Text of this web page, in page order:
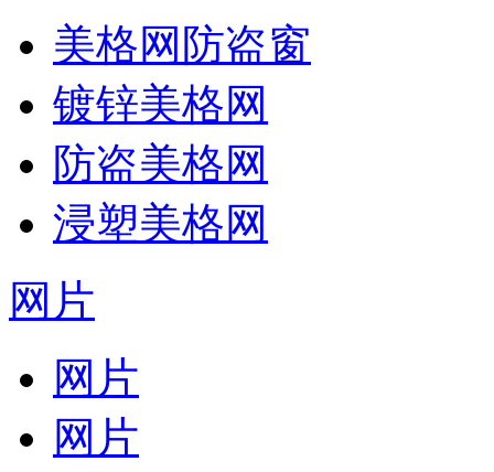
美格网防盗窗
镀锌美格网
防盗美格网
浸塑美格网
网片
网片
网片